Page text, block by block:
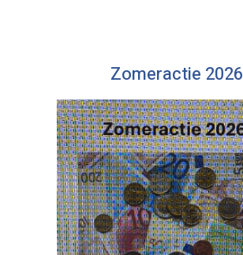
Zomeractie 2026